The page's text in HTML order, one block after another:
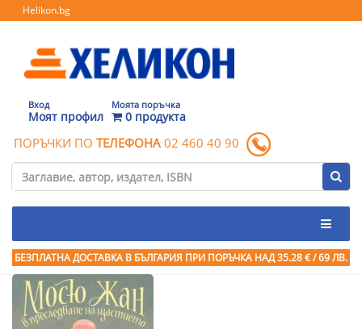
Helikon.bg
Вход
Моят профил
Моята поръчка
0 продукта
ПОРЪЧКИ ПО ТЕЛЕФОНА 02 460 40 90
БЕЗПЛАТНА ДОСТАВКА В БЪЛГАРИЯ ПРИ ПОРЪЧКА НАД 35.28 € / 69 ЛВ.